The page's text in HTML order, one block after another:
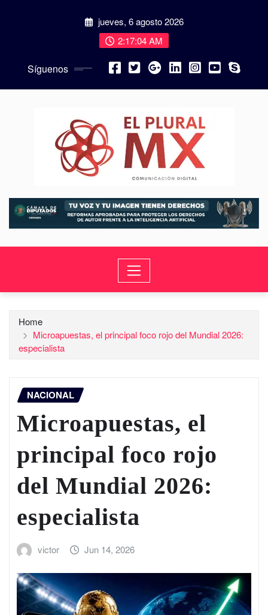
jueves, 6 agosto 2026
2:17:05 AM
Síguenos
Home
Microapuestas, el principal foco rojo del Mundial 2026:
especialista
NACIONAL
Microapuestas, el
principal foco rojo
del Mundial 2026:
especialista
victor Jun 14, 2026